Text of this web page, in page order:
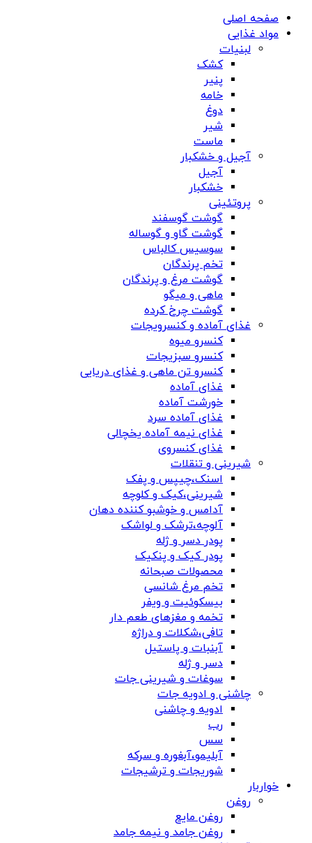
صفحه اصلی
مواد غذایی
لبنیات
کشک
پنیر
خامه
دوغ
شیر
ماست
آجیل و خشکبار
آجیل
خشکبار
پروتئینی
گوشت گوسفند
گوشت گاو و گوساله
سوسیس کالباس
تخم پرندگان
گوشت مرغ و پرندگان
ماهی و میگو
گوشت چرخ کرده
غذای آماده و کنسرویجات
کنسرو میوه
کنسرو سبزیجات
کنسرو تن ماهی و غذای دریایی
غذای آماده
خورشت آماده
غذای آماده سرد
غذای نیمه آماده یخچالی
غذای کنسروی
شیرینی و تنقلات
اسنک،چیپس و پفک
شیرینی،کیک و کلوچه
آدامس و خوشبو کننده دهان
آلوچه،ترشک و لواشک
پودر دسر و ژله
پودر کیک و پنکیک
محصولات صبحانه
تخم مرغ شانسی
بیسکوئیت و ویفر
تخمه و مغزهای طعم دار
تافی،شکلات و دراژه
آبنبات و پاستیل
دسر و ژله
سوغات و شیرینی جات
چاشنی و ادویه جات
ادویه و چاشنی
رب
سس
آبلیمو،آبغوره و سرکه
شوریجات و ترشیجات
خواربار
روغن
روغن مایع
روغن جامد و نیمه جامد